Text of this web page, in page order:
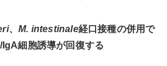
、 M. intestinale経⼝接種の併⽤で
細胞誘導が回復する